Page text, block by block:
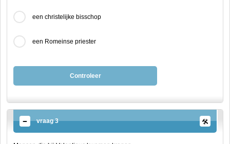
een christelijke bisschop
een Romeinse priester
Controleer
vraag 3